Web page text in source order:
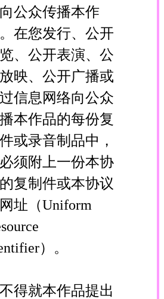
公众传播本作
在您发行、公开
、公开表演、公
映、公开广播或
信息网络向公众
本作品的每份复
或录音制品中，
须附上一份本协
复制件或本协议
址（Uniform
）。
得就本作品提出